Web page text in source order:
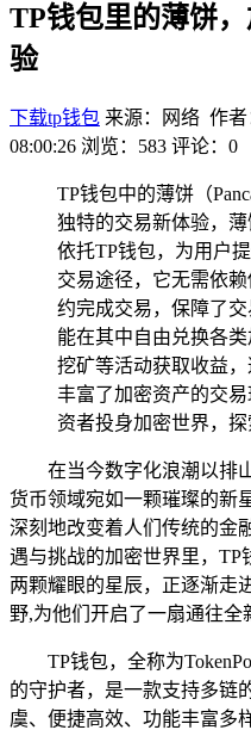
TP钱包里的薄饼
验
下载tp钱包 来源：网络 作者
08:00:26 浏览：583 评论：0
TP钱包中的薄饼（
独特的交易新体验，薄
依托TP钱包，为用户
交易途径，它无需依
约完成交易，保障了
能在其中自由兑换各
挖矿等活动获取收益
丰富了加密资产的交
资者投身加密世界，探
在当今数字化浪潮以排
货币领域宛如一颗璀璨的新
深刻地改变着人们传统的金
遇与挑战的加密世界里，TP
两颗耀眼的星辰，正逐渐走
野,为他们开启了一扇通往全
TP钱包，全称为
的守护者，是一款支持多链
虞、便捷高效、功能丰富多